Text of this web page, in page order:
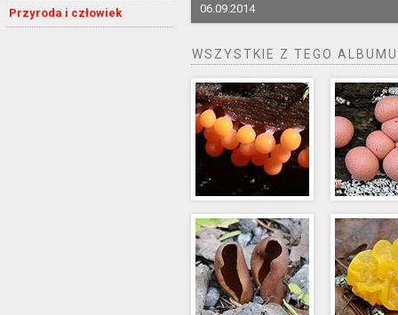
Przyroda i człowiek
06.09.2014
WSZYSTKIE Z TEGO ALBUMU